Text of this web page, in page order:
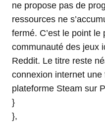
ne propose pas de
ressources ne
fermé. C’est le point
communauté des jeux
Reddit. Le titre reste
connexion internet
plateforme Steam sur
}
},